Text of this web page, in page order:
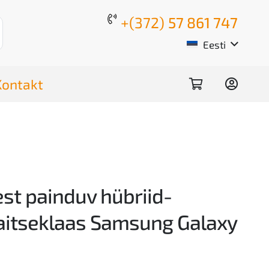
+(372) 57 861 747
Eesti
painduv hübriid-
Samsung Galaxy